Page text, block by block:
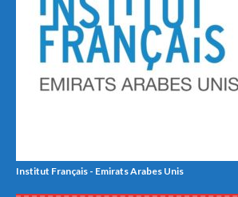
Institut Français - Emirats Arabes Unis